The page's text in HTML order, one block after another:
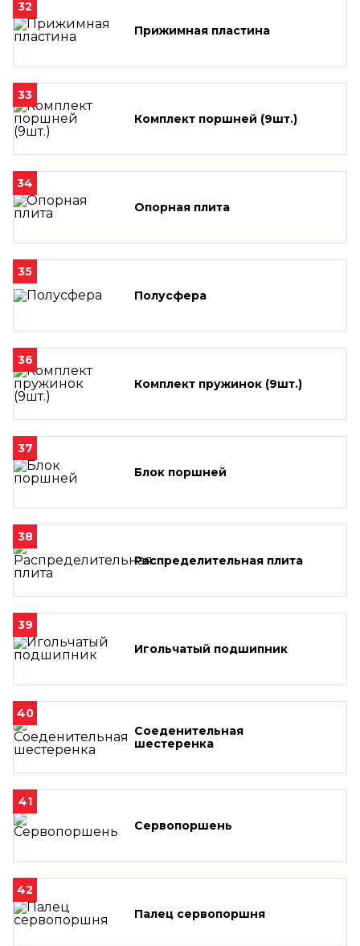
32
Прижимная пластина
33
Комплект поршней (9шт.)
34
Опорная плита
35
Полусфера
36
Комплект пружинок (9шт.)
37
Блок поршней
38
Распределительная плита
39
Игольчатый подшипник
40
Соеденительная
шестеренка
41
Сервопоршень
42
Палец сервопоршня